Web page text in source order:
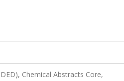
Chemical Abstracts Core,